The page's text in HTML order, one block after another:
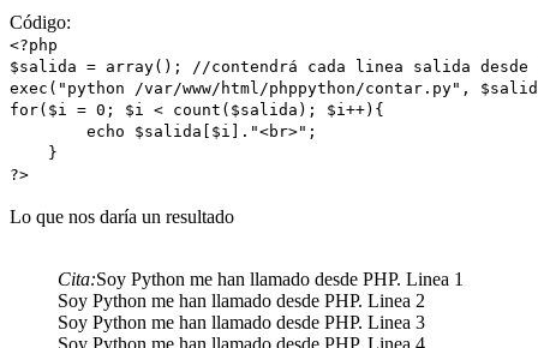
Código:
<?php
$salida = array(); //contendrá cada linea salida desde
exec("python /var/www/html/phppython/contar.py",
for($i = 0; $i < count($salida); $i++){
echo $salida[$i]."<br>";
}
?>
Lo que nos daría un resultado
Cita:Soy Python me han llamado desde PHP. Linea 1
Soy Python me han llamado desde PHP. Linea 2
Soy Python me han llamado desde PHP. Linea 3
Soy Python me han llamado desde PHP. Linea 4